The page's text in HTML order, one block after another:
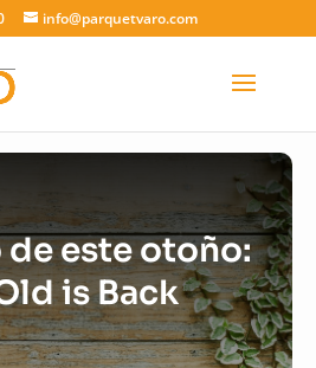
info@parquetvaro.com
de este otoño:
is Back